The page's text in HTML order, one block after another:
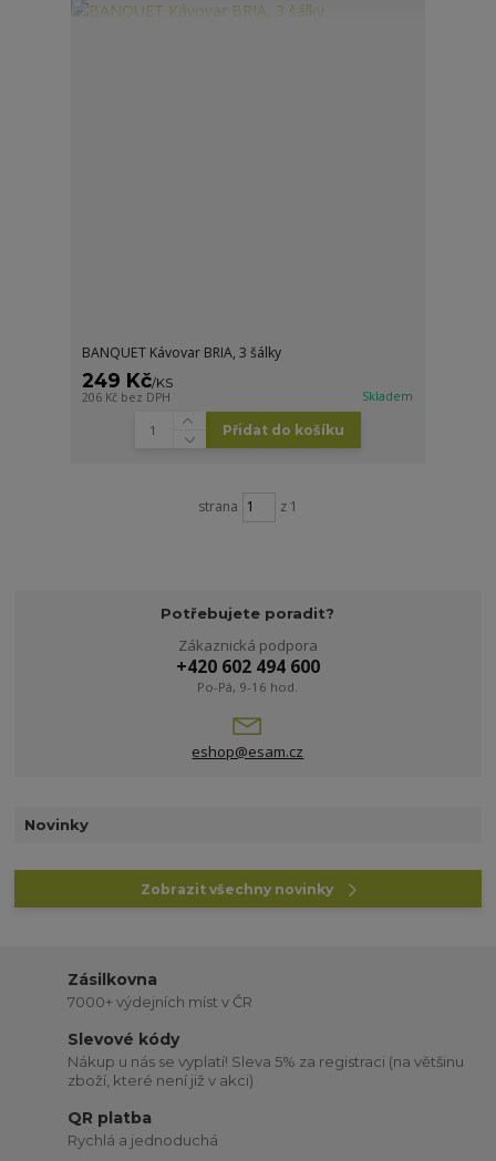
BANQUET Kávovar BRIA, 3 šálky
249 Kč/KS
206 Kč bez DPH Skladem
Přidat do košíku
strana z 1
Potřebujete poradit?
Zákaznická podpora
+420 602 494 600
Po-Pá, 9-16 hod.
eshop@esam.cz
Novinky
Zobrazit všechny novinky
Zásilkovna
7000+ výdejních míst v ČR
Slevové kódy
Nákup u nás se vyplatí! Sleva 5% za registraci (na většinu
zboží, které není již v akci)
QR platba
Rychlá a jednoduchá